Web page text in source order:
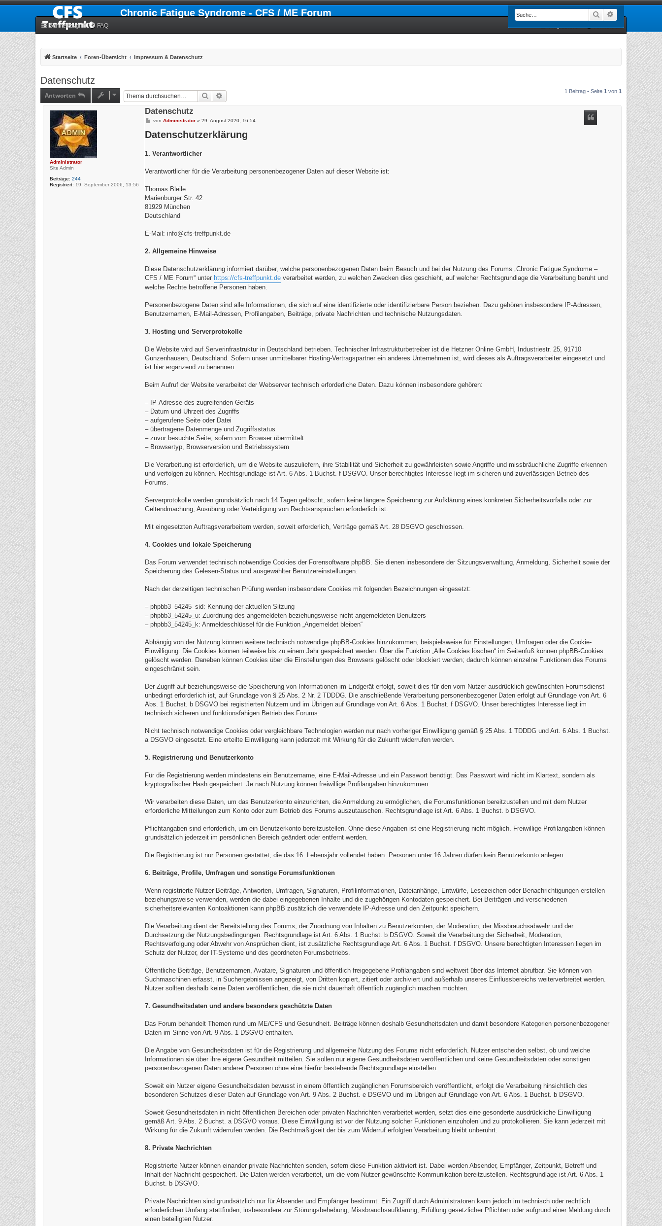
Chronic Fatigue Syndrome - CFS / ME Forum Suche
Schnellzugriff FAQ
Startseite Foren-Übersicht Impressum & Datenschutz
Datenschutz
Antworten Suche 1 Beitrag • Seite 1 von 1
Administrator
Site Admin
Beiträge: 244
Registriert: 19. September 2006, 13:56
Datenschutz
B
i
t
g
von Administrator» 29. August 2020, 16:54
Datenschutzerklärung
1. Verantwortlicher
Verantwortlicher für die Verarbeitung personenbezogener Daten auf dieser Website ist:
Thomas Bleile
Marienburger Str. 42
81929 München
Deutschland
E-Mail: info@cfs-treffpunkt.de
2. Allgemeine Hinweise
Diese Datenschutzerklärung informiert darüber, welche personenbezogenen Daten beim Besuch und bei der Nutzung des Forums „Chronic Fatigue Syndrome –
CFS / ME Forum“ unter https://cfs-treffpunkt.de verarbeitet werden, zu welchen Zwecken dies geschieht, auf welcher Rechtsgrundlage die Verarbeitung beruht und
welche Rechte betroffene Personen haben.
Personenbezogene Daten sind alle Informationen, die sich auf eine identifizierte oder identifizierbare Person beziehen. Dazu gehören insbesondere IP-Adressen,
Benutzernamen, E-Mail-Adressen, Profilangaben, Beiträge, private Nachrichten und technische Nutzungsdaten.
3. Hosting und Serverprotokolle
Die Website wird auf Serverinfrastruktur in Deutschland betrieben. Technischer Infrastrukturbetreiber ist die Hetzner Online GmbH, Industriestr. 25, 91710
Gunzenhausen, Deutschland. Sofern unser unmittelbarer Hosting-Vertragspartner ein anderes Unternehmen ist, wird dieses als Auftragsverarbeiter eingesetzt und
ist hier ergänzend zu benennen:
Beim Aufruf der Website verarbeitet der Webserver technisch erforderliche Daten. Dazu können insbesondere gehören:
– IP-Adresse des zugreifenden Geräts
– Datum und Uhrzeit des Zugriffs
– aufgerufene Seite oder Datei
– übertragene Datenmenge und Zugriffsstatus
– zuvor besuchte Seite, sofern vom Browser übermittelt
– Browsertyp, Browserversion und Betriebssystem
Die Verarbeitung ist erforderlich, um die Website auszuliefern, ihre Stabilität und Sicherheit zu gewährleisten sowie Angriffe und missbräuchliche Zugriffe erkennen
und verfolgen zu können. Rechtsgrundlage ist Art. 6 Abs. 1 Buchst. f DSGVO. Unser berechtigtes Interesse liegt im sicheren und zuverlässigen Betrieb des
Forums.
Serverprotokolle werden grundsätzlich nach 14 Tagen gelöscht, sofern keine längere Speicherung zur Aufklärung eines konkreten Sicherheitsvorfalls oder zur
Geltendmachung, Ausübung oder Verteidigung von Rechtsansprüchen erforderlich ist.
Mit eingesetzten Auftragsverarbeitern werden, soweit erforderlich, Verträge gemäß Art. 28 DSGVO geschlossen.
4. Cookies und lokale Speicherung
Das Forum verwendet technisch notwendige Cookies der Forensoftware phpBB. Sie dienen insbesondere der Sitzungsverwaltung, Anmeldung, Sicherheit sowie der
Speicherung des Gelesen-Status und ausgewählter Benutzereinstellungen.
Nach der derzeitigen technischen Prüfung werden insbesondere Cookies mit folgenden Bezeichnungen eingesetzt:
– phpbb3_54245_sid: Kennung der aktuellen Sitzung
– phpbb3_54245_u: Zuordnung des angemeldeten beziehungsweise nicht angemeldeten Benutzers
– phpbb3_54245_k: Anmeldeschlüssel für die Funktion „Angemeldet bleiben“
Abhängig von der Nutzung können weitere technisch notwendige phpBB-Cookies hinzukommen, beispielsweise für Einstellungen, Umfragen oder die Cookie-
Einwilligung. Die Cookies können teilweise bis zu einem Jahr gespeichert werden. Über die Funktion „Alle Cookies löschen“ im Seitenfuß können phpBB-Cookies
gelöscht werden. Daneben können Cookies über die Einstellungen des Browsers gelöscht oder blockiert werden; dadurch können einzelne Funktionen des Forums
eingeschränkt sein.
Der Zugriff auf beziehungsweise die Speicherung von Informationen im Endgerät erfolgt, soweit dies für den vom Nutzer ausdrücklich gewünschten Forumsdienst
unbedingt erforderlich ist, auf Grundlage von § 25 Abs. 2 Nr. 2 TDDDG. Die anschließende Verarbeitung personenbezogener Daten erfolgt auf Grundlage von Art. 6
Abs. 1 Buchst. b DSGVO bei registrierten Nutzern und im Übrigen auf Grundlage von Art. 6 Abs. 1 Buchst. f DSGVO. Unser berechtigtes Interesse liegt im
technisch sicheren und funktionsfähigen Betrieb des Forums.
Nicht technisch notwendige Cookies oder vergleichbare Technologien werden nur nach vorheriger Einwilligung gemäß § 25 Abs. 1 TDDDG und Art. 6 Abs. 1 Buchst.
a DSGVO eingesetzt. Eine erteilte Einwilligung kann jederzeit mit Wirkung für die Zukunft widerrufen werden.
5. Registrierung und Benutzerkonto
Für die Registrierung werden mindestens ein Benutzername, eine E-Mail-Adresse und ein Passwort benötigt. Das Passwort wird nicht im Klartext, sondern als
kryptografischer Hash gespeichert. Je nach Nutzung können freiwillige Profilangaben hinzukommen.
Wir verarbeiten diese Daten, um das Benutzerkonto einzurichten, die Anmeldung zu ermöglichen, die Forumsfunktionen bereitzustellen und mit dem Nutzer
erforderliche Mitteilungen zum Konto oder zum Betrieb des Forums auszutauschen. Rechtsgrundlage ist Art. 6 Abs. 1 Buchst. b DSGVO.
Pflichtangaben sind erforderlich, um ein Benutzerkonto bereitzustellen. Ohne diese Angaben ist eine Registrierung nicht möglich. Freiwillige Profilangaben können
grundsätzlich jederzeit im persönlichen Bereich geändert oder entfernt werden.
Die Registrierung ist nur Personen gestattet, die das 16. Lebensjahr vollendet haben. Personen unter 16 Jahren dürfen kein Benutzerkonto anlegen.
6. Beiträge, Profile, Umfragen und sonstige Forumsfunktionen
Wenn registrierte Nutzer Beiträge, Antworten, Umfragen, Signaturen, Profilinformationen, Dateianhänge, Entwürfe, Lesezeichen oder Benachrichtigungen erstellen
beziehungsweise verwenden, werden die dabei eingegebenen Inhalte und die zugehörigen Kontodaten gespeichert. Bei Beiträgen und verschiedenen
sicherheitsrelevanten Kontoaktionen kann phpBB zusätzlich die verwendete IP-Adresse und den Zeitpunkt speichern.
Die Verarbeitung dient der Bereitstellung des Forums, der Zuordnung von Inhalten zu Benutzerkonten, der Moderation, der Missbrauchsabwehr und der
Durchsetzung der Nutzungsbedingungen. Rechtsgrundlage ist Art. 6 Abs. 1 Buchst. b DSGVO. Soweit die Verarbeitung der Sicherheit, Moderation,
Rechtsverfolgung oder Abwehr von Ansprüchen dient, ist zusätzliche Rechtsgrundlage Art. 6 Abs. 1 Buchst. f DSGVO. Unsere berechtigten Interessen liegen im
Schutz der Nutzer, der IT-Systeme und des geordneten Forumsbetriebs.
Öffentliche Beiträge, Benutzernamen, Avatare, Signaturen und öffentlich freigegebene Profilangaben sind weltweit über das Internet abrufbar. Sie können von
Suchmaschinen erfasst, in Suchergebnissen angezeigt, von Dritten kopiert, zitiert oder archiviert und außerhalb unseres Einflussbereichs weiterverbreitet werden.
Nutzer sollten deshalb keine Daten veröffentlichen, die sie nicht dauerhaft öffentlich zugänglich machen möchten.
7. Gesundheitsdaten und andere besonders geschützte Daten
Das Forum behandelt Themen rund um ME/CFS und Gesundheit. Beiträge können deshalb Gesundheitsdaten und damit besondere Kategorien personenbezogener
Daten im Sinne von Art. 9 Abs. 1 DSGVO enthalten.
Die Angabe von Gesundheitsdaten ist für die Registrierung und allgemeine Nutzung des Forums nicht erforderlich. Nutzer entscheiden selbst, ob und welche
Informationen sie über ihre eigene Gesundheit mitteilen. Sie sollen nur eigene Gesundheitsdaten veröffentlichen und keine Gesundheitsdaten oder sonstigen
personenbezogenen Daten anderer Personen ohne eine hierfür bestehende Rechtsgrundlage einstellen.
Soweit ein Nutzer eigene Gesundheitsdaten bewusst in einem öffentlich zugänglichen Forumsbereich veröffentlicht, erfolgt die Verarbeitung hinsichtlich des
besonderen Schutzes dieser Daten auf Grundlage von Art. 9 Abs. 2 Buchst. e DSGVO und im Übrigen auf Grundlage von Art. 6 Abs. 1 Buchst. b DSGVO.
Soweit Gesundheitsdaten in nicht öffentlichen Bereichen oder privaten Nachrichten verarbeitet werden, setzt dies eine gesonderte ausdrückliche Einwilligung
gemäß Art. 9 Abs. 2 Buchst. a DSGVO voraus. Diese Einwilligung ist vor der Nutzung solcher Funktionen einzuholen und zu protokollieren. Sie kann jederzeit mit
Wirkung für die Zukunft widerrufen werden. Die Rechtmäßigkeit der bis zum Widerruf erfolgten Verarbeitung bleibt unberührt.
8. Private Nachrichten
Registrierte Nutzer können einander private Nachrichten senden, sofern diese Funktion aktiviert ist. Dabei werden Absender, Empfänger, Zeitpunkt, Betreff und
Inhalt der Nachricht gespeichert. Die Daten werden verarbeitet, um die vom Nutzer gewünschte Kommunikation bereitzustellen. Rechtsgrundlage ist Art. 6 Abs. 1
Buchst. b DSGVO.
Private Nachrichten sind grundsätzlich nur für Absender und Empfänger bestimmt. Ein Zugriff durch Administratoren kann jedoch im technisch oder rechtlich
erforderlichen Umfang stattfinden, insbesondere zur Störungsbehebung, Missbrauchsaufklärung, Erfüllung gesetzlicher Pflichten oder aufgrund einer Meldung durch
einen beteiligten Nutzer.